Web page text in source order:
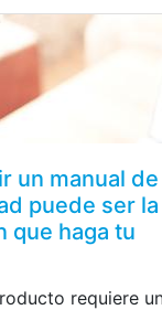
un manual de
puede ser la
que haga tu
requiere